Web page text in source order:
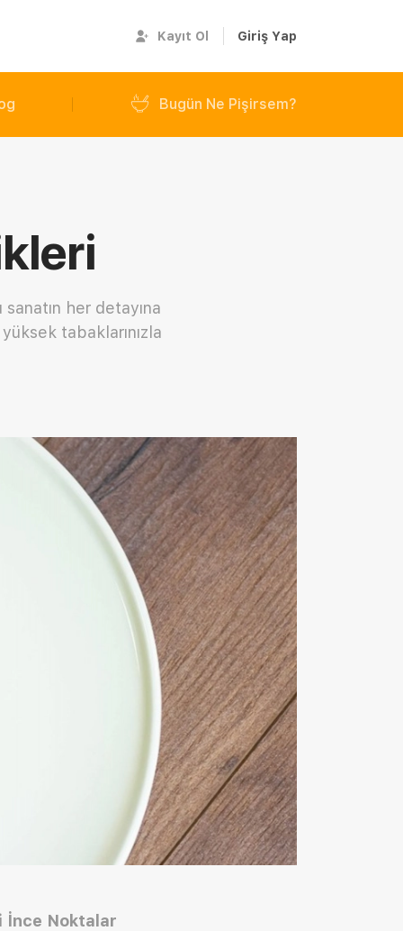
Kayıt Ol Giriş Yap
Bugün Ne Pişirsem?
her detayına
tabaklarınızla
İnce Noktalar